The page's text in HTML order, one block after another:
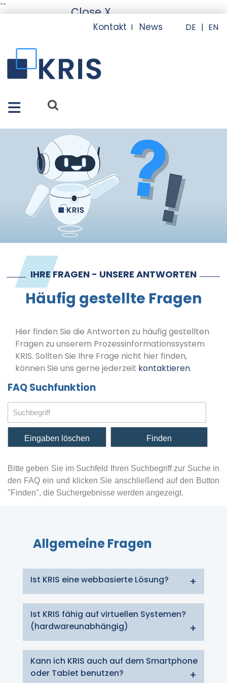
`` Close X
Lösungen
Services
Referenzen
Über uns
News
Kontakt
Impressum
Kontakt I News
IHRE FRAGEN - UNSERE ANTWORTEN
Häufig gestellte Fragen
Hier finden Sie die Antworten zu häufig gestellten
Fragen zu unserem Prozessinformationssystem
KRIS. Sollten Sie Ihre Frage nicht hier finden,
können Sie uns gerne jederzeit kontaktieren.
FAQ Suchfunktion
Eingaben löschen
Bitte geben Sie im Suchfeld Ihren Suchbegriff zur Suche in
den FAQ ein und klicken Sie anschließend auf den Button
"Finden", die Suchergebnisse werden angezeigt.
Allgemeine Fragen
Ist KRIS eine webbasierte Lösung?
KRIS basiert auf modernster
Webtechnologie und ist Betriebssystem-
und Geräteunabhängig. Eine Installation
ist nicht notwendig. Die Software lässt sich
über jeden aktuellen Webbrowser
aufrufen.
Ist KRIS fähig auf virtuellen Systemen?
(hardwareunabhängig)
Ja, KRIS kann in einer virtuellen Umgebung
ausgeführt werden. Sowohl der Server als
Kann ich KRIS auch auf dem Smartphone
oder Tablet benutzen?